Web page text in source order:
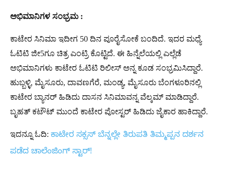
ಅಭಿಮಾನಿಗಳ ಸಂಭ್ರಮ :
ಕಾಟೇರ ಸಿನಿಮಾ ಇದೀಗ 50 ದಿನ ಪೂರೈಸೋಕೆ ಬಂದಿದೆ. ಇದರ ಮಧ್ಯೆ
ಓಟಿಟಿ ಜೀ5ಗೂ ಚಿತ್ರ ಎಂಟ್ರಿ ಕೊಟ್ಟಿದೆ. ಈ ಹಿನ್ನೆಲೆಯಲ್ಲಿ ಎಲ್ಲೆಡೆ
ಅಭಿಮಾನಿಗಳು ಕಾಟೇರ ಓಟಿಟಿ ರಿಲೀಸ್ ಅನ್ನ ಕೂಡ ಸಂಭ್ರಮಿಸಿದ್ದಾರೆ.
ಹುಬ್ಬಳ್ಳಿ, ಮೈಸೂರು, ದಾವಣಗೆರೆ, ಮಂಡ್ಯ, ಮೈಸೂರು ಬೆಂಗಳೂರಿನಲ್ಲಿ
ಕಾಟೇರ ಬ್ಯಾನರ್ ಹಿಡಿದು ದಾಸನ ಸಿನಿಮಾವನ್ನ ವೆಲ್ಕಮ್ ಮಾಡಿದ್ದಾರೆ.
ಬೃಹತ್ ಕಟೌಟ್ ಮುಂದೆ ಕಾಟೇರ ಪೋಸ್ಟರ್ ಹಿಡಿದು ಜೈಕಾರ ಹಾಕಿದ್ದಾರೆ.
ಇದನ್ನೂ ಓದಿ: ಕಾಟೇರ ಸಕ್ಸಸ್​ ಬೆನ್ನಲ್ಲೇ ತಿರುಪತಿ ತಿಮ್ಮಪ್ಪನ ದರ್ಶನ
ಪಡೆದ ಚಾಲೆಂಜಿಂಗ್ ಸ್ಟಾರ್!